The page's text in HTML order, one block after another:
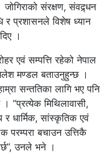
संरक्षण, संवद्र्धन
र प्रशासनले विशेष ध्यान
।
एवं सम्पत्ति रहेको नेपाल
मण्डल बताउनुहुन्छ ।
सन्ततिका लागि भए पनि
। “प्रत्येक मिथिलावासी,
र धार्मिक, सांस्कृतिक एवं
परम्परा बचाउन उत्तिकै
उनले भने ।